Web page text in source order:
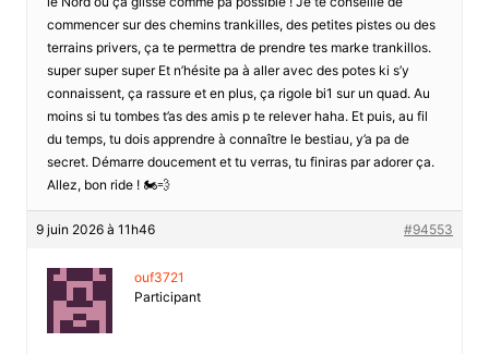
commencer sur des chemins trankilles, des petites pistes ou des
terrains privers, ça te permettra de prendre tes marke trankillos.
super super super Et n’hésite pa à aller avec des potes ki s’y
connaissent, ça rassure et en plus, ça rigole bi1 sur un quad. Au
moins si tu tombes t’as des amis p te relever haha. Et puis, au fil
du temps, tu dois apprendre à connaître le bestiau, y’a pa de
secret. Démarre doucement et tu verras, tu finiras par adorer ça.
Allez, bon ride ! 🏍️💨
9 juin 2026 à 11h46 #94553
ouf3721
Participant